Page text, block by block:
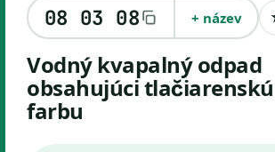
08 03 08 + název
vodný kvapalný odpad
obsahujúci tlačiarenskú
farbu